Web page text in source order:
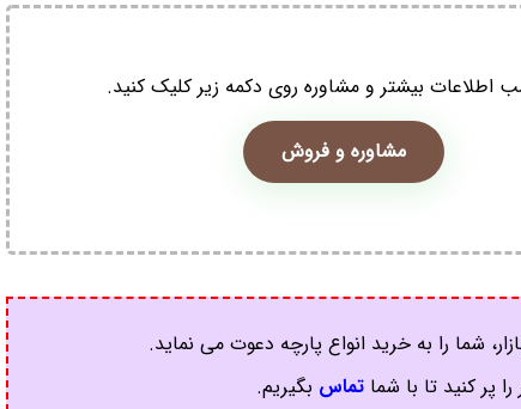
اطلاعات بیشتر و مشاوره روی دکمه زیر کلیک کنید.
مشاوره و فروش
شما را به خرید انواع پارچه دعوت می نماید.
را پر کنید تا با شماتماس بگیریم.